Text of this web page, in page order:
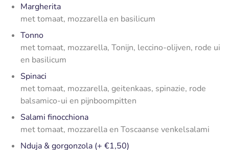
Margherita
met tomaat, mozzarella en basilicum
Tonno
met tomaat, mozzarella, Tonijn, leccino-olijven, rode ui
en basilicum
Spinaci
met tomaat, mozzarella, geitenkaas, spinazie, rode
balsamico-ui en pijnboompitten
Salami finocchiona
met tomaat, mozzarella en Toscaanse venkelsalami
Nduja & gorgonzola (+ €1,50)